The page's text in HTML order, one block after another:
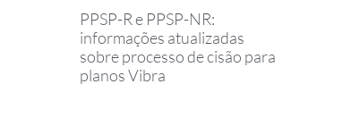
PPSP-R e PPSP-NR:
informações atualizadas
sobre processo de cisão para
planos Vibra